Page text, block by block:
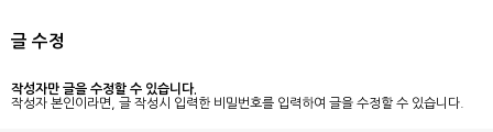
글 수정
작성자만 글을 수정할 수 있습니다.
작성자 본인이라면, 글 작성시 입력한 비밀번호를 입력하여 글을 수정할 수 있습니다.